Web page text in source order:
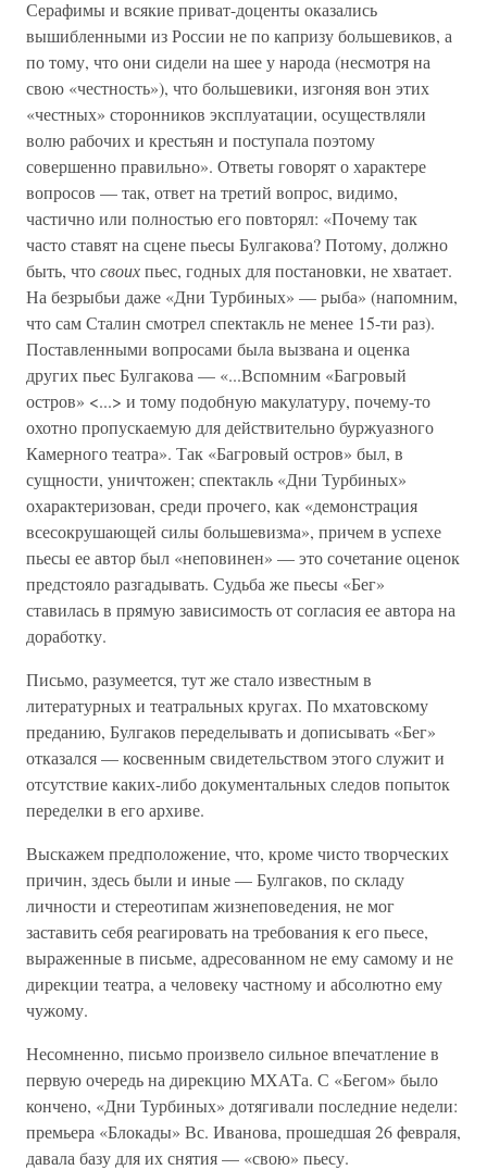
Серафимы и всякие приват-доценты оказались
вышибленными из России не по капризу большевиков, а
по тому, что они сидели на шее у народа (несмотря на
свою «честность»), что большевики, изгоняя вон этих
«честных» сторонников эксплуатации, осуществляли
волю рабочих и крестьян и поступала поэтому
совершенно правильно». Ответы говорят о характере
вопросов — так, ответ на третий вопрос, видимо,
частично или полностью его повторял: «Почему так
часто ставят на сцене пьесы Булгакова? Потому, должно
быть, чтосвоихпьес, годных для постановки, не хватает.
На безрыбьи даже «Дни Турбиных» — рыба» (напомним,
что сам Сталин смотрел спектакль не менее 15-ти раз).
Поставленными вопросами была вызвана и оценка
других пьес Булгакова — «...Вспомним «Багровый
остров» <...> и тому подобную макулатуру, почему-то
охотно пропускаемую для действительно буржуазного
Камерного театра». Так «Багровый остров» был, в
сущности, уничтожен; спектакль «Дни Турбиных»
охарактеризован, среди прочего, как «демонстрация
всесокрушающей силы большевизма», причем в успехе
пьесы ее автор был «неповинен» — это сочетание оценок
предстояло разгадывать. Судьба же пьесы «Бег»
ставилась в прямую зависимость от согласия ее автора на
доработку.
Письмо, разумеется, тут же стало известным в
литературных и театральных кругах. По мхатовскому
преданию, Булгаков переделывать и дописывать «Бег»
отказался — косвенным свидетельством этого служит и
отсутствие каких-либо документальных следов попыток
переделки в его архиве.
Выскажем предположение, что, кроме чисто творческих
причин, здесь были и иные — Булгаков, по складу
личности и стереотипам жизнеповедения, не мог
заставить себя реагировать на требования к его пьесе,
выраженные в письме, адресованном не ему самому и не
дирекции театра, а человеку частному и абсолютно ему
чужому.
Несомненно, письмо произвело сильное впечатление в
первую очередь на дирекцию МХАТа. С «Бегом» было
кончено, «Дни Турбиных» дотягивали последние недели:
премьера «Блокады» Вс. Иванова, прошедшая 26 февраля,
давала базу для их снятия — «свою» пьесу.